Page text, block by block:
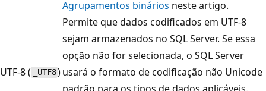
Agrupamentos binários neste artigo.
UTF-8 ( _UTF8)
Permite que dados codificados em UTF-8
sejam armazenados no SQL Server. Se essa
opção não for selecionada, o SQL Server
usará o formato de codificação não Unicode
padrão para os tipos de dados aplicáveis.